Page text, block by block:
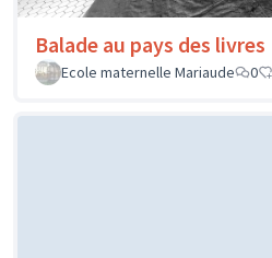
Balade au pays des livres
Ecole maternelle Mariaude
0